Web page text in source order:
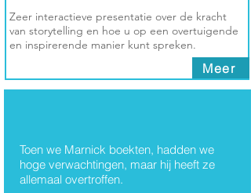
Zeer interactieve presentatie over de kracht
van storytelling en hoe u op een overtuigende
en inspirerende manier kunt spreken.
Meer
Thema's
Marnick Vandebroek
Toen we Marnick boekten, hadden we
hoge verwachtingen, maar hij heeft ze
allemaal overtroffen.